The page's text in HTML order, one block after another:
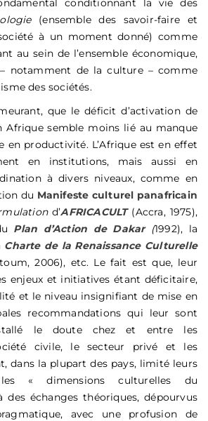
conditionnant la vie des
(ensemble des savoir-faire et
à un moment donné) comme
au sein de l’ensemble économique,
notamment de la culture – comme
des sociétés.
que le déficit d’activation de
Afrique semble moins lié au manque
en productivité. L’Afrique est en effet
en institutions, mais aussi en
à divers niveaux, comme en
du Manifeste culturel panafricain
d’AFRICACULT (Accra, 1975),
Plan d’Action de Dakar(1992), la
Charte de la Renaissance Culturelle
2006), etc. Le fait est que, leur
enjeux et initiatives étant déficitaire,
et le niveau insignifiant de mise en
recommandations qui leur sont
le doute chez et entre les
civile, le secteur privé et les
dans la plupart des pays, limité leurs
« dimensions culturelles du
des échanges théoriques, dépourvus
avec une profusion de